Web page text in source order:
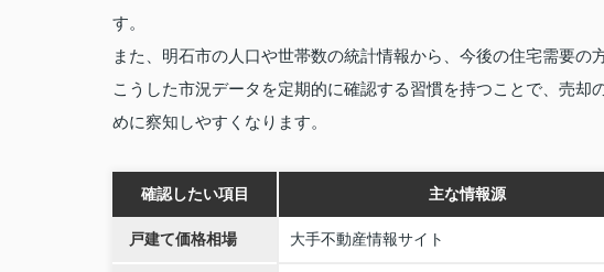
す。
また、明石市の人口や世帯数の統計情報から、今後の住宅需要の
こうした市況データを定期的に確認する習慣を持つことで、売
めに察知しやすくなります。
確認したい項目 主な情報源
戸建て価格相場 大手不動産情報サイト